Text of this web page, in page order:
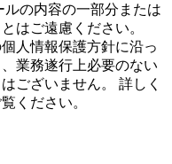
の内容の一部分または
はご遠慮ください。
人情報保護方針に沿っ
業務遂行上必要のない
ございません。 詳しく
ください。